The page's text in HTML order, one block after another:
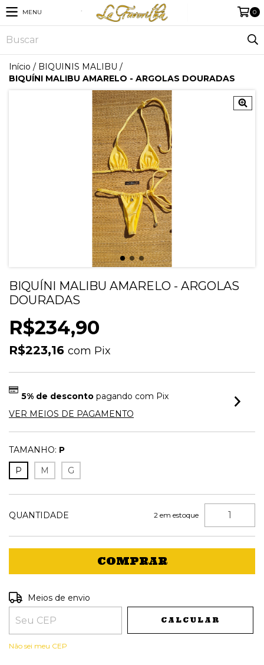
MENU 0
Início / BIQUINIS MALIBU /
BIQUÍNI MALIBU AMARELO - ARGOLAS DOURADAS
BIQUÍNI MALIBU AMARELO - ARGOLAS
DOURADAS
R$234,90
R$223,16 com Pix
5% de descontopagando com Pix
VER MEIOS DE PAGAMENTO
TAMANHO: P
P
M G
QUANTIDADE 2 em estoque
Entregas para o CEP:
Meios de envio
CALCULAR
Não sei meu CEP